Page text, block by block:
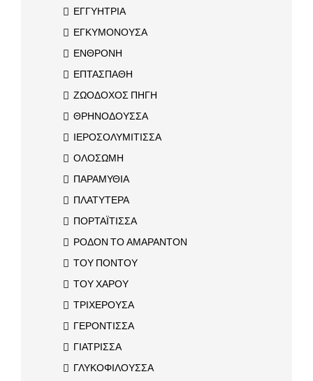
ΕΓΓΥΗΤΡΙΑ
ΕΓΚΥΜΟΝΟΥΣΑ
ΕΝΘΡΟΝΗ
ΕΠΤΑΣΠΑΘΗ
ΖΩΟΔΟΧΟΣ ΠΗΓΗ
ΘΡΗΝΟΔΟΥΣΣΑ
ΙΕΡΟΣΟΛΥΜΙΤΙΣΣΑ
ΟΛΟΣΩΜΗ
ΠΑΡΑΜΥΘΙΑ
ΠΛΑΤΥΤΕΡΑ
ΠΟΡΤΑΪΤΙΣΣΑ
ΡΟΔΟΝ ΤΟ ΑΜΑΡΑΝΤΟΝ
ΤΟΥ ΠΟΝΤΟΥ
ΤΟΥ ΧΑΡΟΥ
ΤΡΙΧΕΡΟΥΣΑ
ΓΕΡΟΝΤΙΣΣΑ
ΓΙΑΤΡΙΣΣΑ
ΓΛΥΚΟΦΙΛΟΥΣΣΑ